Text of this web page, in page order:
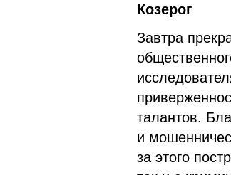
Козерог
Завтра
талантов.
и
за этого